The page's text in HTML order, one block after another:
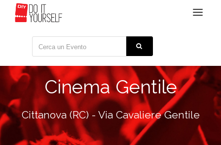
Toggle
Cinema Gentile
Cittanova (RC) - Via Cavaliere Gentile